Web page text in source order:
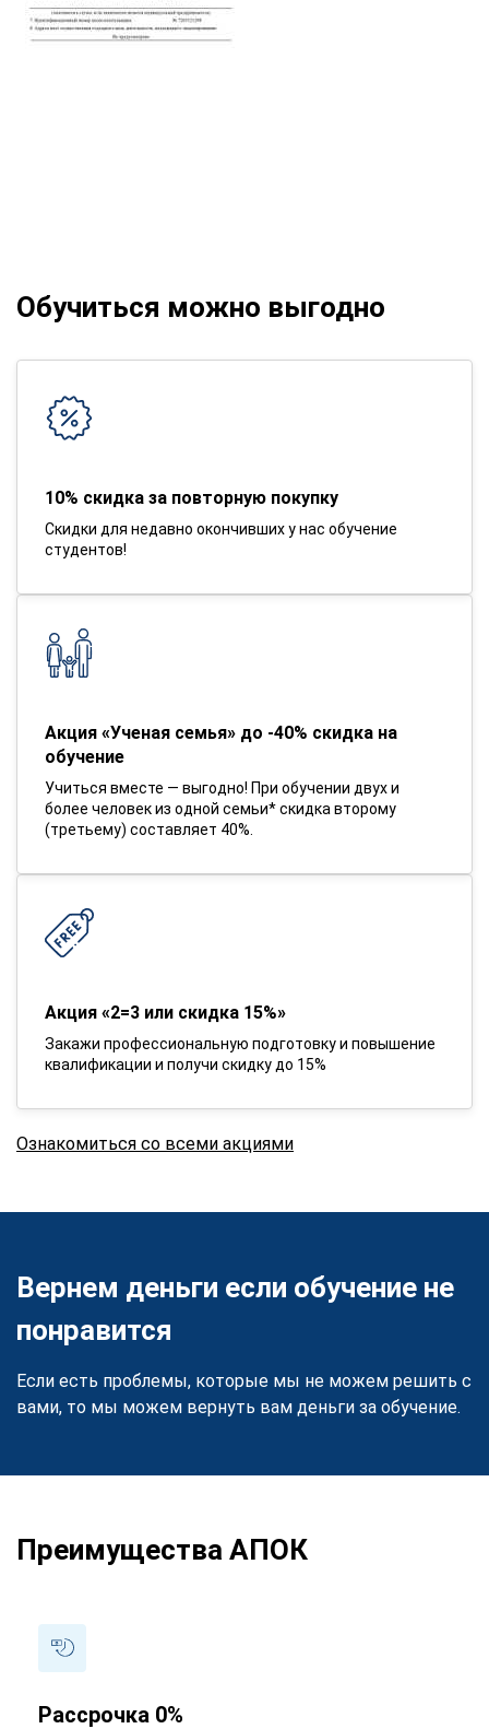
Обучиться можно выгодно
10% скидка за повторную покупку
Скидки для недавно окончивших у нас обучение
студентов!
Акция «Ученая семья» до -40% скидка на
обучение
Учиться вместе — выгодно! При обучении двух и
более человек из одной семьи* скидка второму
(третьему) составляет 40%.
Акция «2=3 или скидка 15%»
Закажи профессиональную подготовку и повышение
квалификации и получи скидку до 15%
Ознакомиться со всеми акциями
Вернем деньги если обучение не
понравится
Если есть проблемы, которые мы не можем решить с
вами, то мы можем вернуть вам деньги за обучение.
Преимущества АПОК
Рассрочка 0%